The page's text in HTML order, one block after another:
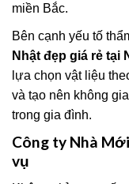
miền Bắc.
Bên cạnh yếu tố
Nhật đẹp giá rẻ tại
lựa chọn vật liệu
và tạo nên không
trong gia đình.
Công ty Nhà
vụ